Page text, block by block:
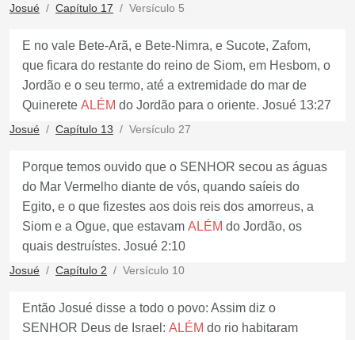
Josué Capítulo 17 Versículo 5
E no vale Bete-Arã, e Bete-Nimra, e Sucote, Zafom,
que ficara do restante do reino de Siom, em Hesbom, o
Jordão e o seu termo, até a extremidade do mar de
Quinerete ALÉM do Jordão para o oriente. Josué 13:27
Josué Capítulo 13 Versículo 27
Porque temos ouvido que o SENHOR secou as águas
do Mar Vermelho diante de vós, quando saíeis do
Egito, e o que fizestes aos dois reis dos amorreus, a
Siom e a Ogue, que estavam ALÉM do Jordão, os
quais destruístes. Josué 2:10
Josué Capítulo 2 Versículo 10
Então Josué disse a todo o povo: Assim diz o
SENHOR Deus de Israel: ALÉM do rio habitaram